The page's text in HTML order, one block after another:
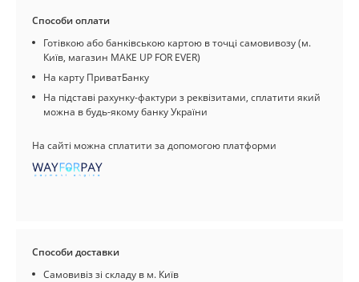
Способи оплати
Готівкою або банківською картою в точці самовивозу (м.
Київ, магазин MAKE UP FOR EVER)
На карту ПриватБанку
На підставі рахунку-фактури з реквізитами, сплатити який
можна в будь-якому банку України
На сайті можна сплатити за допомогою платформи
Способи доставки
Самовивіз зі складу в м. Київ